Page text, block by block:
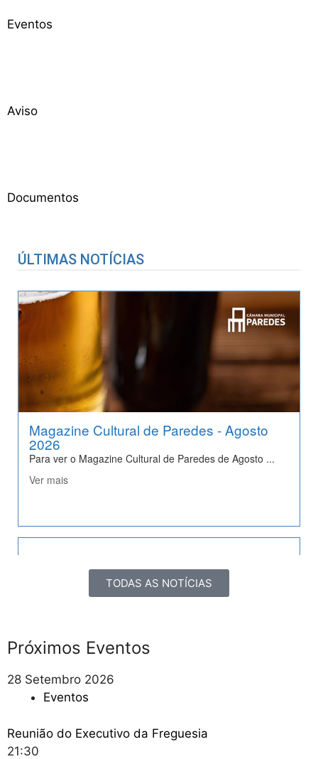
Eventos
Aviso
Documentos
TODAS AS NOTÍCIAS
Próximos Eventos
28 Setembro 2026
Eventos
Reunião do Executivo da Freguesia
21:30